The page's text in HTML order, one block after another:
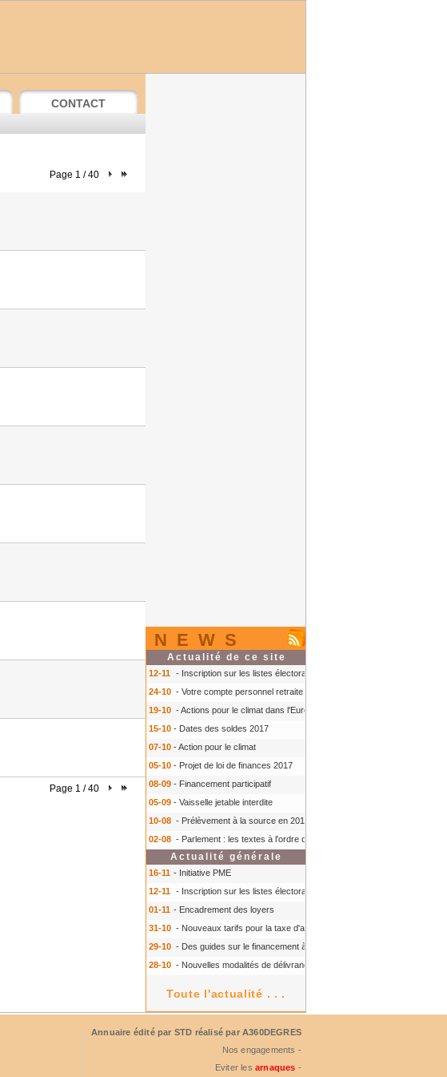
NEWS
Actualité de ce site
12-11 - Inscription sur les listes électorales : comment faire ?
24-10 - Votre compte personnel retraite sur info-retraite.fr
19-10 - Actions pour le climat dans l'Europe
15-10 - Dates des soldes 2017
07-10 - Action pour le climat
05-10 - Projet de loi de finances 2017
08-09 - Financement participatif
05-09 - Vaisselle jetable interdite
10-08 - Prélèvement à la source en 2018
02-08 - Parlement : les textes à l'ordre du jour à l'automne 2016
Actualité générale
16-11 - Initiative PME
12-11 - Inscription sur les listes électorales : comment faire ?
01-11 - Encadrement des loyers
31-10 - Nouveaux tarifs pour la taxe d'aéroport
29-10 - Des guides sur le financement à court terme des TPE
28-10 - Nouvelles modalités de délivrance du Certiphyto
Toute l'actualité . . .
CONTACT
Page 1 / 40
Page 1 / 40
Annuaire édité par STD réalisé par A360DEGRES
Nos engagements -
Eviter les arnaques -